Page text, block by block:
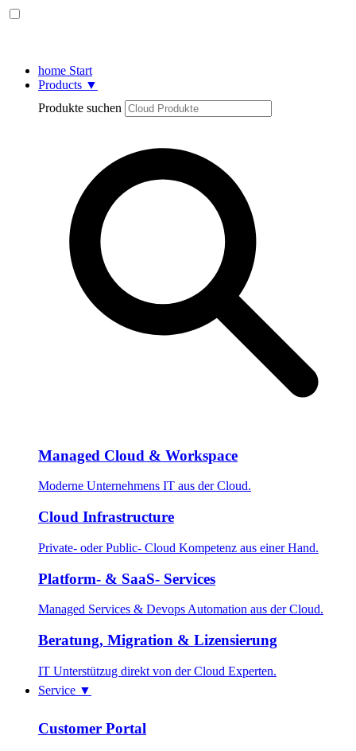
home Start
Products ▼
Produkte suchen
Managed Cloud & Workspace
Moderne Unternehmens IT aus der Cloud.
Cloud Infrastructure
Private- oder Public- Cloud Kompetenz aus einer Hand.
Platform- & SaaS- Services
Managed Services & Devops Automation aus der Cloud.
Beratung, Migration & Lizensierung
IT Unterstützug direkt von der Cloud Experten.
Service ▼
Customer Portal